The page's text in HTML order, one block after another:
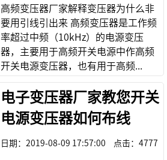
高频变压器厂家解释变压器为什么非
要用引线引出来 高频变压器是工作频
率超过中频（10kHz）的电源变压
器，主要用于高频开关电源中作高频
开关电源变压器，也有用于高频...
电子变压器厂家教您开关
电源变压器如何布线
日期： 2019-08-09 17:57:00 点击： 4777